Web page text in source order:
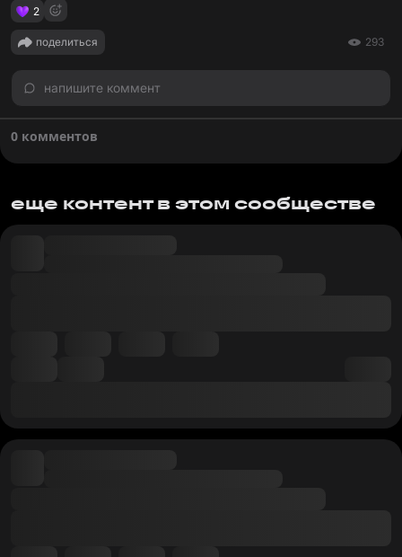
2
поделиться 293
напишите коммент
0 комментов
еще контент в этом сообществе